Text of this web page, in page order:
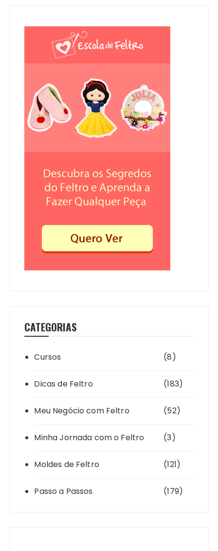
CATEGORIAS
Cursos (8)
Dicas de Feltro (183)
Meu Negócio com Feltro (52)
Minha Jornada com o Feltro (3)
Moldes de Feltro (121)
Passo a Passos (179)